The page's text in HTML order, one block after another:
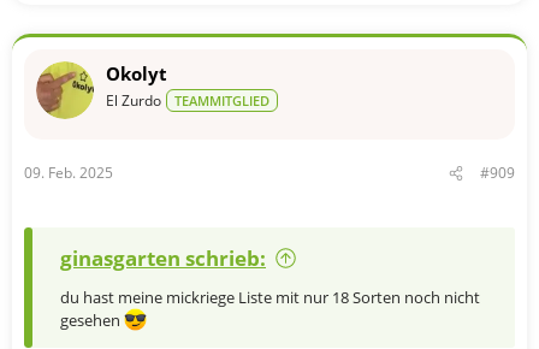
k
o
:
Okolyt
El Zurdo TEAMMITGLIED
09. Feb. 2025 #909
ginasgarten schrieb:
du hast meine mickriege Liste mit nur 18 Sorten noch nicht
gesehen